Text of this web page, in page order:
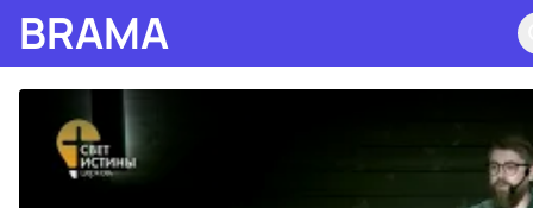
BRAMA